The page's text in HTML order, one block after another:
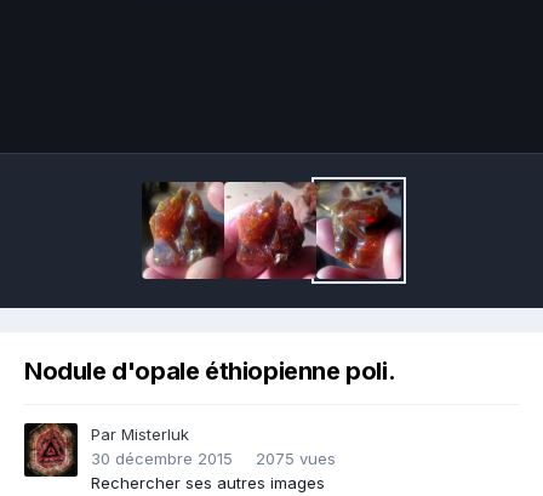
Nodule d'opale éthiopienne poli.
Par Misterluk
30 décembre 2015
2075 vues
Rechercher ses autres images